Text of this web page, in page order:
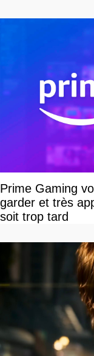
Prime Gaming
garder et très
soit trop tard